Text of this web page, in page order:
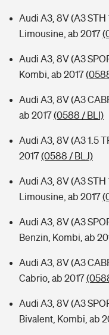
Audi A3, 8V (A3 STH
Limousine, ab 2017
Audi A3, 8V (A3
Kombi, ab 2017
Audi A3, 8V (A3
ab 2017(0588 / BLI)
Audi A3, 8V (A3 1.5
2017(0588 / BLJ)
Audi A3, 8V (A3 STH
Limousine, ab 2017
Audi A3, 8V (A3
Benzin, Kombi, ab
Audi A3, 8V (A3
Cabrio, ab 2017
Audi A3, 8V (A3
Bivalent, Kombi, ab